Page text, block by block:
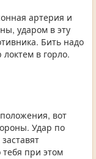
артерия и
ударом в эту
Бить надо
в горло.
вот
Удар по
при этом